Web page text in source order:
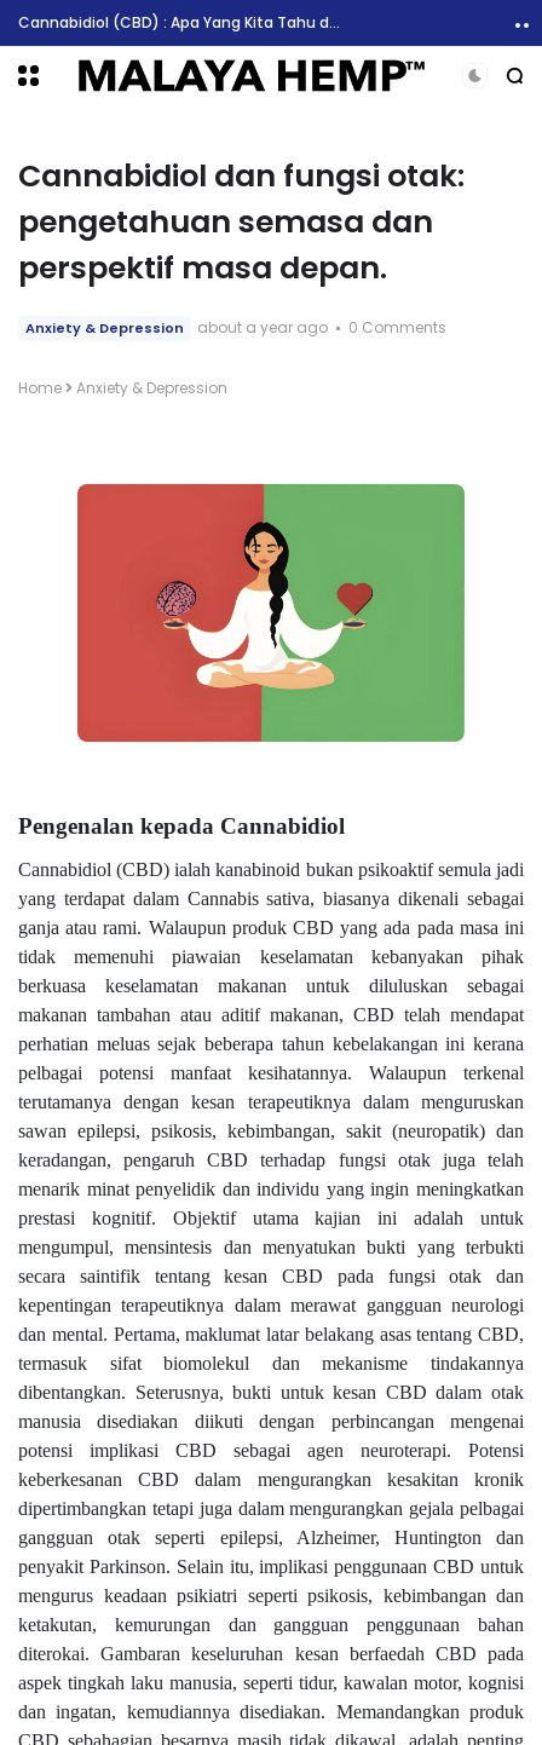
Cannabidiol (CBD) : Apa Yang Kita Tahu dan Apa Yang Tidak
Cannabidiol dan fungsi otak:
pengetahuan semasa dan
perspektif masa depan.
Anxiety & Depression about a year ago 0 Comments
Home Anxiety & Depression
Pengenalan kepada Cannabidiol
Cannabidiol (CBD) ialah kanabinoid bukan psikoaktif semula jadi
yang terdapat dalam Cannabis sativa, biasanya dikenali sebagai
ganja atau rami. Walaupun produk CBD yang ada pada masa ini
tidak memenuhi piawaian keselamatan kebanyakan pihak
berkuasa keselamatan makanan untuk diluluskan sebagai
makanan tambahan atau aditif makanan, CBD telah mendapat
perhatian meluas sejak beberapa tahun kebelakangan ini kerana
pelbagai potensi manfaat kesihatannya. Walaupun terkenal
terutamanya dengan kesan terapeutiknya dalam menguruskan
sawan epilepsi, psikosis, kebimbangan, sakit (neuropatik) dan
keradangan, pengaruh CBD terhadap fungsi otak juga telah
menarik minat penyelidik dan individu yang ingin meningkatkan
prestasi kognitif. Objektif utama kajian ini adalah untuk
mengumpul, mensintesis dan menyatukan bukti yang terbukti
secara saintifik tentang kesan CBD pada fungsi otak dan
kepentingan terapeutiknya dalam merawat gangguan neurologi
dan mental. Pertama, maklumat latar belakang asas tentang CBD,
termasuk sifat biomolekul dan mekanisme tindakannya
dibentangkan. Seterusnya, bukti untuk kesan CBD dalam otak
manusia disediakan diikuti dengan perbincangan mengenai
potensi implikasi CBD sebagai agen neuroterapi. Potensi
keberkesanan CBD dalam mengurangkan kesakitan kronik
dipertimbangkan tetapi juga dalam mengurangkan gejala pelbagai
gangguan otak seperti epilepsi, Alzheimer, Huntington dan
penyakit Parkinson. Selain itu, implikasi penggunaan CBD untuk
mengurus keadaan psikiatri seperti psikosis, kebimbangan dan
ketakutan, kemurungan dan gangguan penggunaan bahan
diterokai. Gambaran keseluruhan kesan berfaedah CBD pada
aspek tingkah laku manusia, seperti tidur, kawalan motor, kognisi
dan ingatan, kemudiannya disediakan. Memandangkan produk
CBD sebahagian besarnya masih tidak dikawal, adalah penting